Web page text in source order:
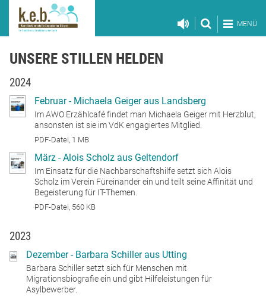
MENÜ
UNSERE STILLEN HELDEN
2024
Februar - Michaela Geiger aus Landsberg
Im AWO Erzählcafé findet man Michaela Geiger mit Herzblut,
ansonsten ist sie im VdK engagiertes Mitglied.
PDF-Datei, 1 MB
März - Alois Scholz aus Geltendorf
Im Einsatz für die Nachbarschaftshilfe setzt sich Alois
Scholz im Verein Füreinander ein und teilt seine Affinität und
Begeisterung für IT-Themen.
PDF-Datei, 560 KB
2023
Dezember - Barbara Schiller aus Utting
Barbara Schiller setzt sich für Menschen mit
Migrationsbiografie ein und gibt Hilfeleistungen für
Asylbewerber.